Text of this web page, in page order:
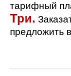
тарифный
Три.
предложить